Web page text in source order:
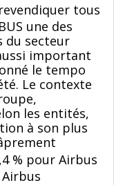
tous
une des
du secteur
important
le tempo
Le contexte
les entités,
à son plus
% pour Airbus